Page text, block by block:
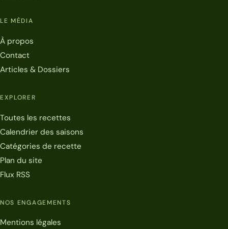
LE MÉDIA
À propos
Contact
Articles & Dossiers
EXPLORER
Toutes les recettes
Calendrier des saisons
Catégories de recette
Plan du site
Flux RSS
NOS ENGAGEMENTS
Mentions légales